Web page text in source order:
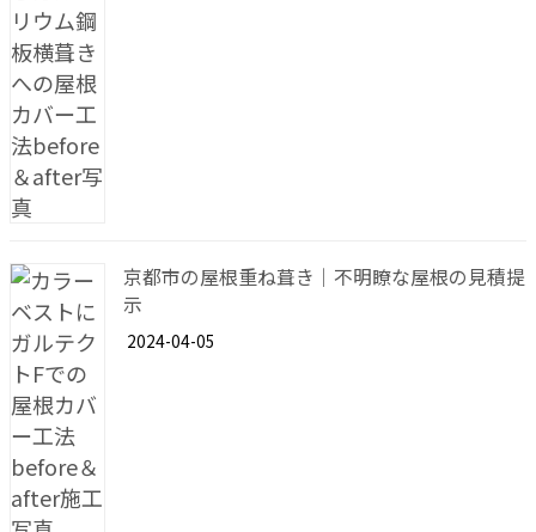
京都市の屋根重ね葺き｜不明瞭な屋根の見積提
示
2024-04-05